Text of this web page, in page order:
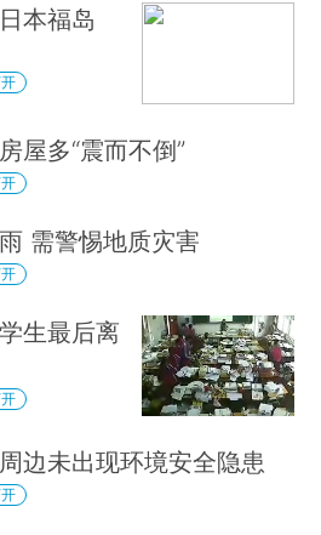
本福岛
屋多“震而不倒”
需警惕地质灾害
生最后离
边未出现环境安全隐患